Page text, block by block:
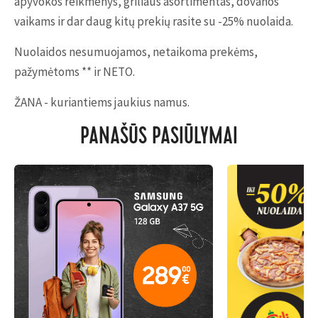
vaikams ir dar daug kitų prekių rasite su -25% nuolaida.
Nuolaidos nesumuojamos, netaikoma prekėms,
pažymėtoms ** ir NETO.
ŽANA - kuriantiems jaukius namus.
PANAŠŪS PASIŪLYMAI